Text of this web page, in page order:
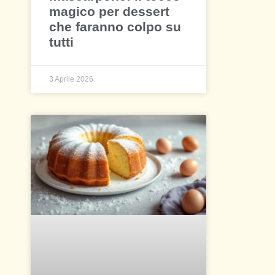
magico per dessert
che faranno colpo su
tutti
3 Aprile 2026